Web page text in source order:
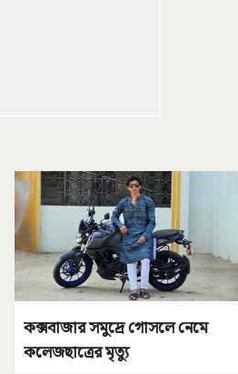
কক্সবাজার সমুদ্রে গোসলে নেমে
কলেজছাত্রের মৃত্যু